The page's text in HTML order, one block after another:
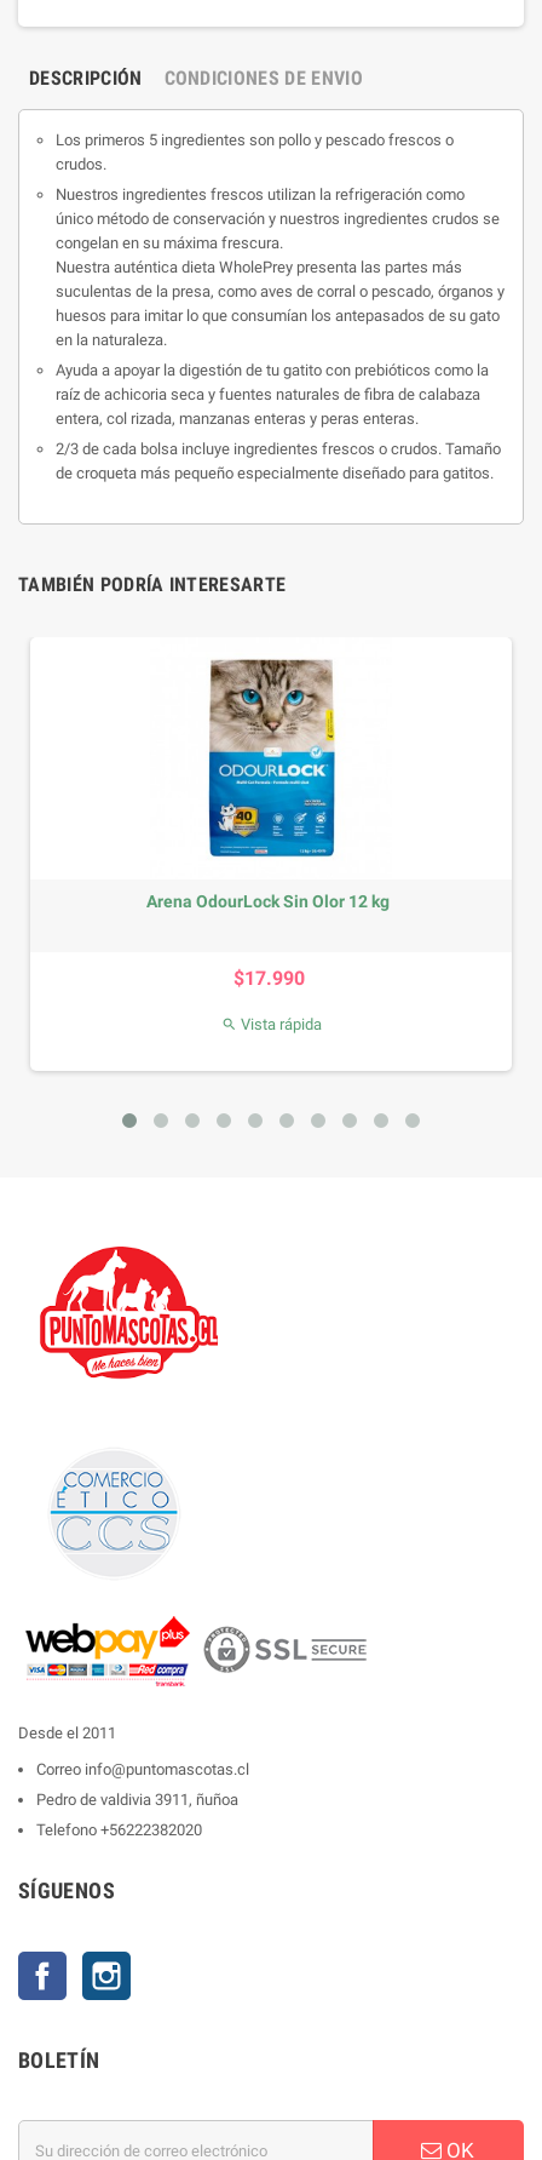
DESCRIPCIÓN CONDICIONES DE ENVIO
Los primeros 5 ingredientes son pollo y pescado frescos o
crudos.
Nuestros ingredientes frescos utilizan la refrigeración como
único método de conservación y nuestros ingredientes crudos se
congelan en su máxima frescura.
Nuestra auténtica dieta WholePrey presenta las partes más
suculentas de la presa, como aves de corral o pescado, órganos y
huesos para imitar lo que consumían los antepasados ​​de su gato
en la naturaleza.
Ayuda a apoyar la digestión de tu gatito con prebióticos como la
raíz de achicoria seca y fuentes naturales de fibra de calabaza
entera, col rizada, manzanas enteras y peras enteras.
2/3 de cada bolsa incluye ingredientes frescos o crudos. Tamaño
de croqueta más pequeño especialmente diseñado para gatitos.
TAMBIÉN PODRÍA INTERESARTE
Arena OdourLock Sin Olor 12 kg
$17.990
 Vista rápida
Desde el 2011
Correo info@puntomascotas.cl
Pedro de valdivia 3911, ñuñoa
Telefono +56222382020
SÍGUENOS
Facebook
BOLETÍN
OK